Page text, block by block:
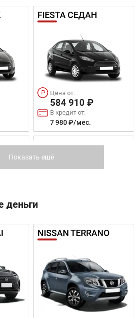
FIESTA СЕДАН
Цена от:
584 910 ₽
В кредит от:
7 980 ₽/мес.
FOCUS СЕДАН
Цена от:
770 310 ₽
В кредит от:
ECOSPORT
Показать ещё
деньги
NISSAN TERRANO